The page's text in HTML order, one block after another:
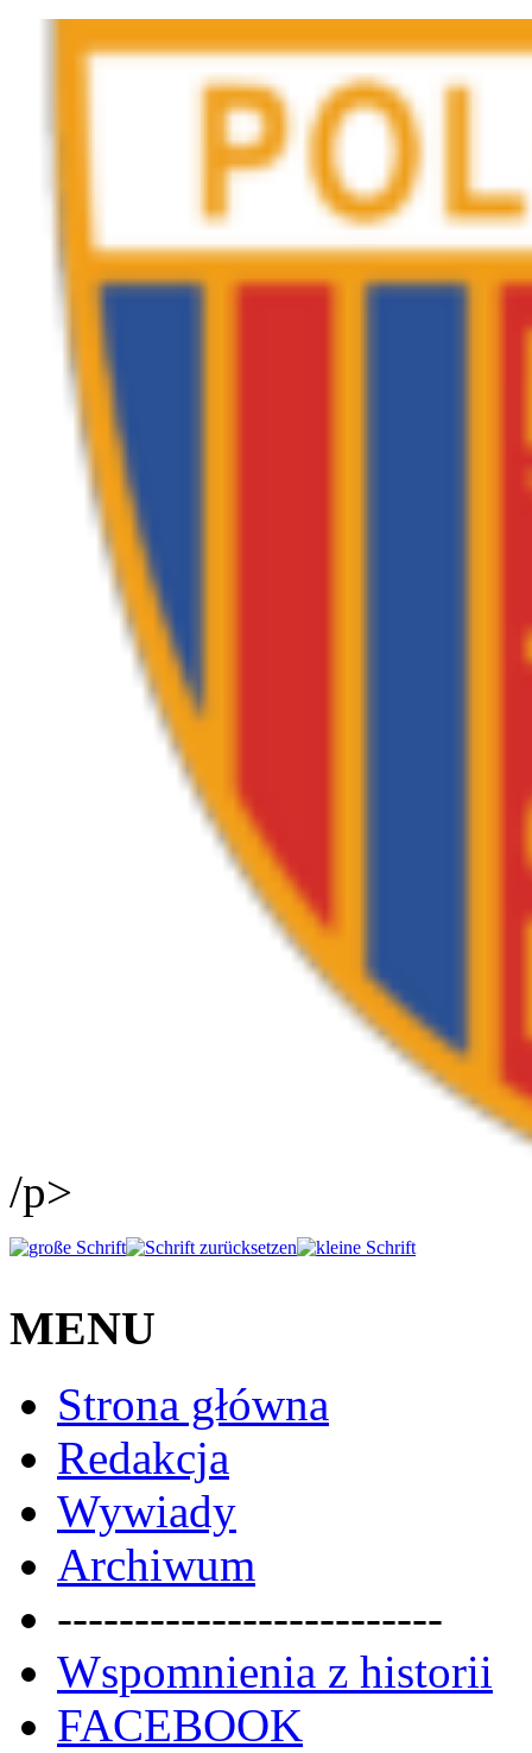
/p>
MENU
Strona główna
Redakcja
Wywiady
Archiwum
-------------------------
Wspomnienia z historii
FACEBOOK